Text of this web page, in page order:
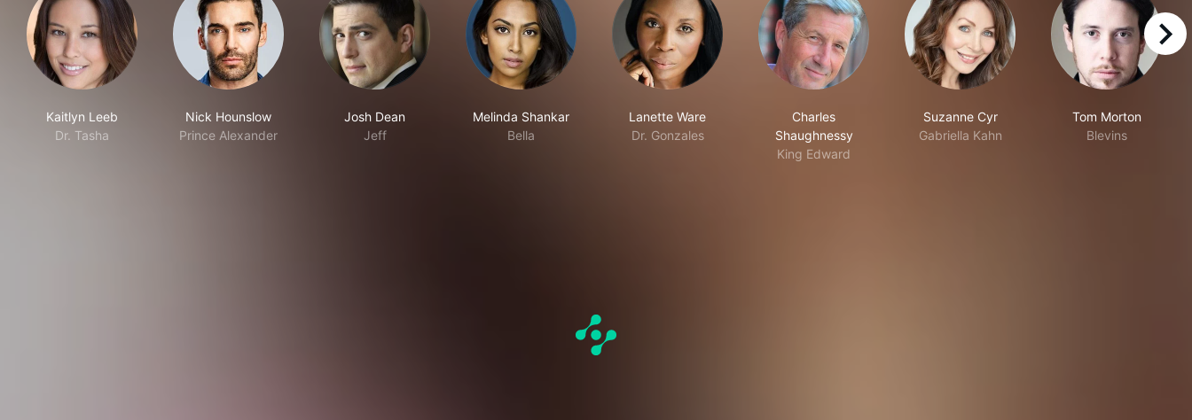
Kaitlyn Leeb
Dr. Tasha
Nick Hounslow
Prince Alexander
Josh Dean
Jeff
Melinda Shankar
Bella
Lanette Ware
Dr. Gonzales
Charles
Shaughnessy
King Edward
Suzanne Cyr
Gabriella Kahn
Tom Morton
Blevins
right